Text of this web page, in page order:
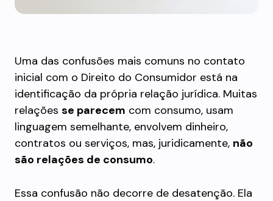
Uma das confusões mais comuns no contato
inicial com o Direito do Consumidor está na
identificação da própria relação jurídica. Muitas
relações se parecem com consumo, usam
linguagem semelhante, envolvem dinheiro,
contratos ou serviços, mas, juridicamente, não
são relações de consumo.
Essa confusão não decorre de desatenção. Ela